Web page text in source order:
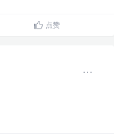
点赞